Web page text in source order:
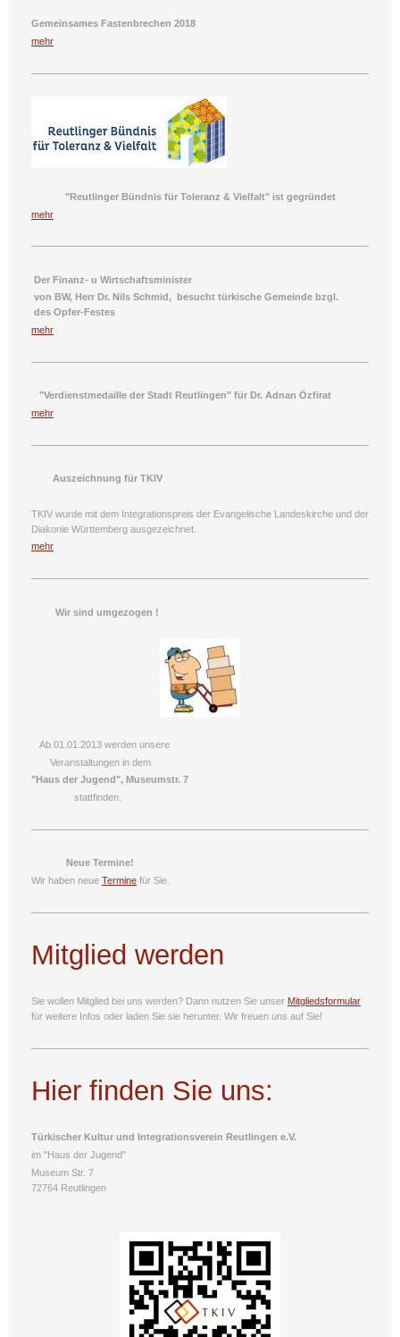
Gemeinsames Fastenbrechen 2018
mehr
"Reutlinger Bündnis für Toleranz & Vielfalt" ist gegründet
mehr
Der Finanz- u Wirtschaftsminister
von BW, Herr Dr. Nils Schmid , besucht türkische Gemeinde bzgl.
des Opfer-Festes
mehr
"Verdienstmedaille der Stadt Reutlingen" für Dr. Adnan Özfirat
mehr
Auszeichnung für TKIV
TKIV wurde mit dem Integrationspreis der Evangelische Landeskirche und der
Diakonie Württemberg ausgezeichnet.
mehr
Wir sind umgezogen !
Ab 01.01.2013 werden unsere
Veranstaltungen in dem
"Haus der Jugend", Museumstr. 7
stattfinden.
Neue Termine!
Wir haben neue Termine für Sie.
Mitglied werden
Sie wollen Mitglied bei uns werden? Dann nutzen Sie unser Mitgliedsformular
für weitere Infos oder laden Sie sie herunter. Wir freuen uns auf Sie!
Hier finden Sie uns:
Türkischer Kultur und Integrationsverein Reutlingen e.V.
im "Haus der Jugend"
Museum Str. 7
72764 Reutlingen